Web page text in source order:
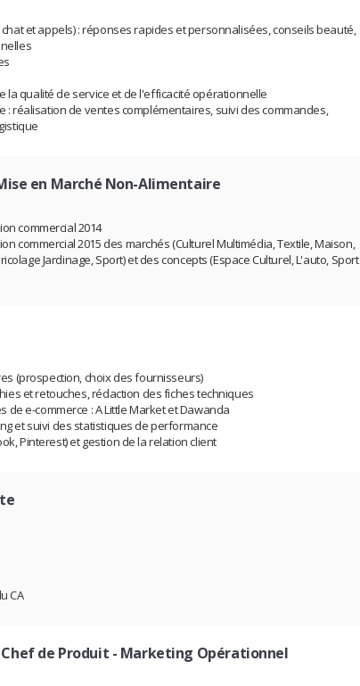
et appels) : réponses rapides et personnalisées, conseils beauté,
la qualité de service et de l'efficacité opérationnelle
: réalisation de ventes complémentaires, suivi des commandes,
en Marché Non-Alimentaire
commercial 2014
commercial 2015 des marchés (Culturel Multimédia, Textile, Maison,
Jardinage, Sport) et des concepts (Espace Culturel, L'auto, Sport
(prospection, choix des fournisseurs)
et retouches, rédaction des fiches techniques
e-commerce : A Little Market et Dawanda
et suivi des statistiques de performance
Pinterest) et gestion de la relation client
CA
de Produit - Marketing Opérationnel